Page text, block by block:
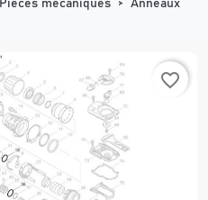
Pièces mécaniques
Anneaux
favorite_border